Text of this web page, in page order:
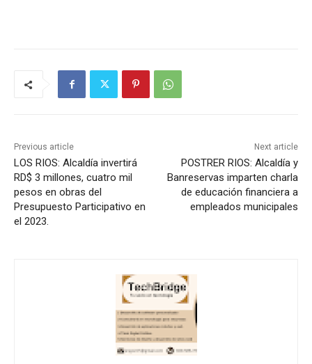
Previous article
LOS RIOS: Alcaldía invertirá
RD$ 3 millones, cuatro mil
pesos en obras del
Presupuesto Participativo en
el 2023.
Next article
POSTRER RIOS: Alcaldía y
Banreservas imparten charla
de educación financiera a
empleados municipales